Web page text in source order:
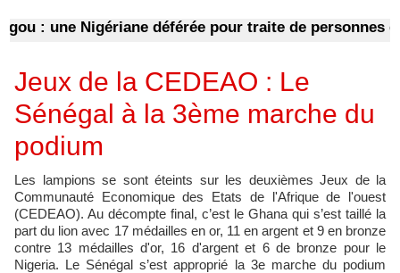
: une Nigériane déférée pour traite de personnes et
Jeux de la CEDEAO : Le
Sénégal à la 3ème marche du
podium
Les lampions se sont éteints sur les deuxièmes Jeux de la
Communauté Economique des Etats de l'Afrique de l'ouest
(CEDEAO). Au décompte final, c’est le Ghana qui s’est taillé la
part du lion avec 17 médailles en or, 11 en argent et 9 en bronze
contre 13 médailles d'or, 16 d'argent et 6 de bronze pour le
Nigeria. Le Sénégal s’est approprié la 3e marche du podium